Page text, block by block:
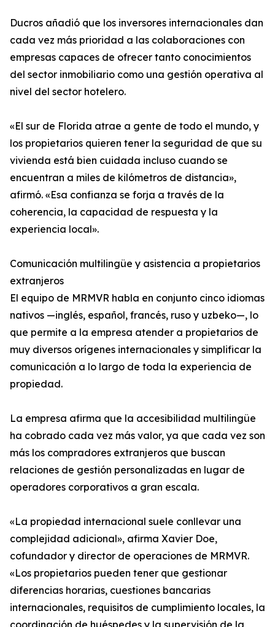
Ducros añadió que los inversores internacionales dan
cada vez más prioridad a las colaboraciones con
empresas capaces de ofrecer tanto conocimientos
del sector inmobiliario como una gestión operativa al
nivel del sector hotelero.
«El sur de Florida atrae a gente de todo el mundo, y
los propietarios quieren tener la seguridad de que su
vivienda está bien cuidada incluso cuando se
encuentran a miles de kilómetros de distancia»,
afirmó. «Esa confianza se forja a través de la
coherencia, la capacidad de respuesta y la
experiencia local».
Comunicación multilingüe y asistencia a propietarios
extranjeros
El equipo de MRMVR habla en conjunto cinco idiomas
nativos —inglés, español, francés, ruso y uzbeko—, lo
que permite a la empresa atender a propietarios de
muy diversos orígenes internacionales y simplificar la
comunicación a lo largo de toda la experiencia de
propiedad.
La empresa afirma que la accesibilidad multilingüe
ha cobrado cada vez más valor, ya que cada vez son
más los compradores extranjeros que buscan
relaciones de gestión personalizadas en lugar de
operadores corporativos a gran escala.
«La propiedad internacional suele conllevar una
complejidad adicional», afirma Xavier Doe,
cofundador y director de operaciones de MRMVR.
«Los propietarios pueden tener que gestionar
diferencias horarias, cuestiones bancarias
internacionales, requisitos de cumplimiento locales, la